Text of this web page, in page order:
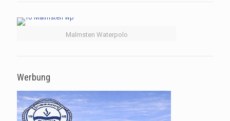
Malmsten Waterpolo
Werbung